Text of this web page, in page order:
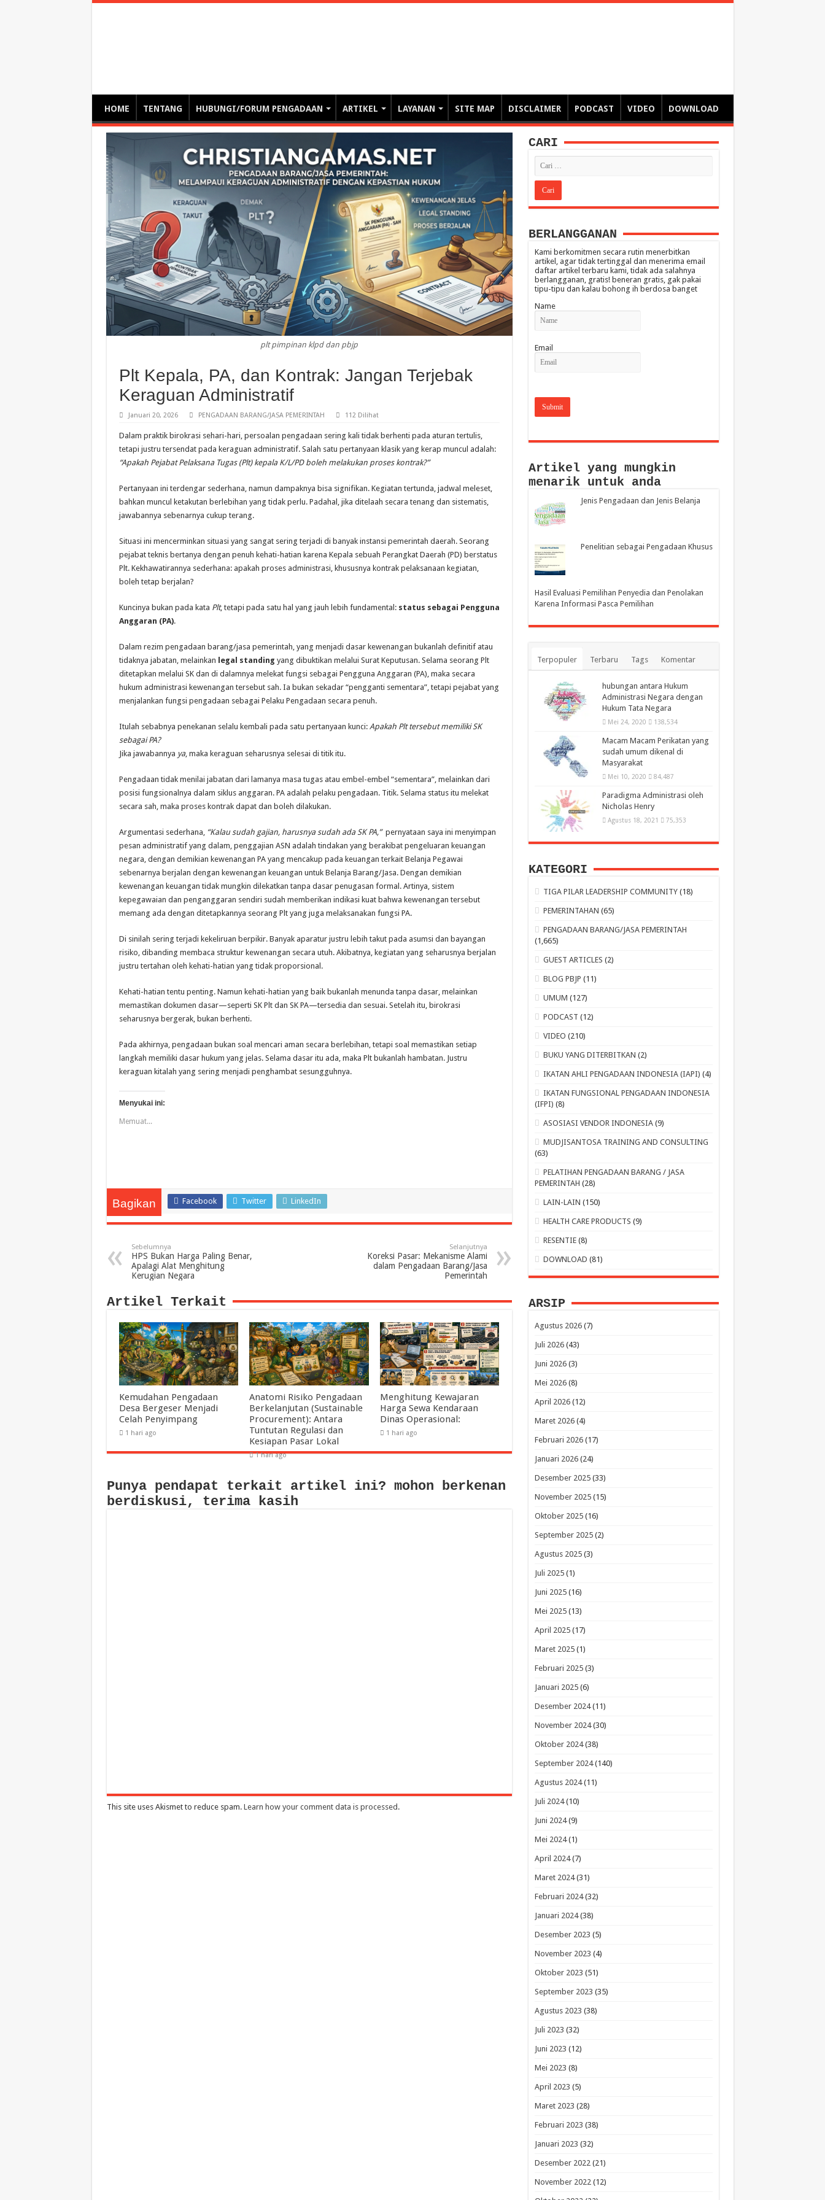
HOME TENTANG HUBUNGI/FORUM PENGADAAN ARTIKEL LAYANAN SITE MAP DISCLAIMER PODCAST VIDEO DOWNLOAD
plt pimpinan klpd dan pbjp
Plt Kepala, PA, dan Kontrak: Jangan Terjebak
Keraguan Administratif
Januari 20, 2026 PENGADAAN BARANG/JASA PEMERINTAH 112 Dilihat
Dalam praktik birokrasi sehari-hari, persoalan pengadaan sering kali tidak berhenti pada aturan tertulis,
tetapi justru tersendat pada keraguan administratif. Salah satu pertanyaan klasik yang kerap muncul adalah:
“Apakah Pejabat Pelaksana Tugas (Plt) kepala K/L/PD boleh melakukan proses kontrak?”
Pertanyaan ini terdengar sederhana, namun dampaknya bisa signifikan. Kegiatan tertunda, jadwal meleset,
bahkan muncul ketakutan berlebihan yang tidak perlu. Padahal, jika ditelaah secara tenang dan sistematis,
jawabannya sebenarnya cukup terang.
Situasi ini mencerminkan situasi yang sangat sering terjadi di banyak instansi pemerintah daerah. Seorang
pejabat teknis bertanya dengan penuh kehati-hatian karena Kepala sebuah Perangkat Daerah (PD) berstatus
Plt. Kekhawatirannya sederhana: apakah proses administrasi, khususnya kontrak pelaksanaan kegiatan,
boleh tetap berjalan?
Kuncinya bukan pada kata Plt, tetapi pada satu hal yang jauh lebih fundamental: status sebagai Pengguna
Anggaran (PA).
Dalam rezim pengadaan barang/jasa pemerintah, yang menjadi dasar kewenangan bukanlah definitif atau
tidaknya jabatan, melainkan legal standing yang dibuktikan melalui Surat Keputusan. Selama seorang Plt
ditetapkan melalui SK dan di dalamnya melekat fungsi sebagai Pengguna Anggaran (PA), maka secara
hukum administrasi kewenangan tersebut sah. Ia bukan sekadar “pengganti sementara”, tetapi pejabat yang
menjalankan fungsi pengadaan sebagai Pelaku Pengadaan secara penuh.
Itulah sebabnya penekanan selalu kembali pada satu pertanyaan kunci: Apakah Plt tersebut memiliki SK
sebagai PA?
Jika jawabannya ya, maka keraguan seharusnya selesai di titik itu.
Pengadaan tidak menilai jabatan dari lamanya masa tugas atau embel-embel “sementara”, melainkan dari
posisi fungsionalnya dalam siklus anggaran. PA adalah pelaku pengadaan. Titik. Selama status itu melekat
secara sah, maka proses kontrak dapat dan boleh dilakukan.
Argumentasi sederhana, “Kalau sudah gajian, harusnya sudah ada SK PA,”pernyataan saya ini menyimpan
pesan administratif yang dalam, penggajian ASN adalah tindakan yang berakibat pengeluaran keuangan
negara, dengan demikian kewenangan PA yang mencakup pada keuangan terkait Belanja Pegawai
sebenarnya berjalan dengan kewenangan keuangan untuk Belanja Barang/Jasa. Dengan demikian
kewenangan keuangan tidak mungkin dilekatkan tanpa dasar penugasan formal. Artinya, sistem
kepegawaian dan penganggaran sendiri sudah memberikan indikasi kuat bahwa kewenangan tersebut
memang ada dengan ditetapkannya seorang Plt yang juga melaksanakan fungsi PA.
Di sinilah sering terjadi kekeliruan berpikir. Banyak aparatur justru lebih takut pada asumsi dan bayangan
risiko, dibanding membaca struktur kewenangan secara utuh. Akibatnya, kegiatan yang seharusnya berjalan
justru tertahan oleh kehati-hatian yang tidak proporsional.
Kehati-hatian tentu penting. Namun kehati-hatian yang baik bukanlah menunda tanpa dasar, melainkan
memastikan dokumen dasar—seperti SK Plt dan SK PA—tersedia dan sesuai. Setelah itu, birokrasi
seharusnya bergerak, bukan berhenti.
Pada akhirnya, pengadaan bukan soal mencari aman secara berlebihan, tetapi soal memastikan setiap
langkah memiliki dasar hukum yang jelas. Selama dasar itu ada, maka Plt bukanlah hambatan. Justru
keraguan kitalah yang sering menjadi penghambat sesungguhnya.
Menyukai ini:
Memuat...
Bagikan Facebook Twitter LinkedIn
Sebelumnya
HPS Bukan Harga Paling Benar,
Apalagi Alat Menghitung
Kerugian Negara
Selanjutnya
Koreksi Pasar: Mekanisme Alami
dalam Pengadaan Barang/Jasa
Pemerintah
Artikel Terkait
Kemudahan Pengadaan
Desa Bergeser Menjadi
Celah Penyimpang
1 hari ago
Anatomi Risiko Pengadaan
Berkelanjutan (Sustainable
Procurement): Antara
Tuntutan Regulasi dan
Kesiapan Pasar Lokal
1 hari ago
Menghitung Kewajaran
Harga Sewa Kendaraan
Dinas Operasional:
1 hari ago
Punya pendapat terkait artikel ini? mohon berkenan
berdiskusi, terima kasih
This site uses Akismet to reduce spam. Learn how your comment data is processed .
CARI
BERLANGGANAN
Kami berkomitmen secara rutin menerbitkan
artikel, agar tidak tertinggal dan menerima email
daftar artikel terbaru kami, tidak ada salahnya
berlangganan, gratis! beneran gratis, gak pakai
tipu-tipu dan kalau bohong ih berdosa banget
Name
Email
Artikel yang mungkin
menarik untuk anda
Jenis Pengadaan dan Jenis Belanja
Penelitian sebagai Pengadaan Khusus
Hasil Evaluasi Pemilihan Penyedia dan Penolakan
Karena Informasi Pasca Pemilihan
Terpopuler Terbaru Tags Komentar
hubungan antara Hukum
Administrasi Negara dengan
Hukum Tata Negara
Mei 24, 2020 138,534
Macam Macam Perikatan yang
sudah umum dikenal di
Masyarakat
Mei 10, 2020 84,487
Paradigma Administrasi oleh
Nicholas Henry
Agustus 18, 2021 75,353
KATEGORI
TIGA PILAR LEADERSHIP COMMUNITY (18)
PEMERINTAHAN (65)
PENGADAAN BARANG/JASA PEMERINTAH
(1,665)
GUEST ARTICLES (2)
BLOG PBJP (11)
UMUM (127)
PODCAST (12)
VIDEO (210)
BUKU YANG DITERBITKAN (2)
IKATAN AHLI PENGADAAN INDONESIA (IAPI) (4)
IKATAN FUNGSIONAL PENGADAAN INDONESIA
(IFPI) (8)
ASOSIASI VENDOR INDONESIA (9)
MUDJISANTOSA TRAINING AND CONSULTING
(63)
PELATIHAN PENGADAAN BARANG / JASA
PEMERINTAH (28)
LAIN-LAIN (150)
HEALTH CARE PRODUCTS (9)
RESENTIE (8)
DOWNLOAD (81)
ARSIP
Agustus 2026(7)
Juli 2026(43)
Juni 2026(3)
Mei 2026(8)
April 2026(12)
Maret 2026(4)
Februari 2026(17)
Januari 2026(24)
Desember 2025(33)
November 2025(15)
Oktober 2025(16)
September 2025(2)
Agustus 2025(3)
Juli 2025(1)
Juni 2025(16)
Mei 2025(13)
April 2025(17)
Maret 2025(1)
Februari 2025(3)
Januari 2025(6)
Desember 2024(11)
November 2024(30)
Oktober 2024(38)
September 2024(140)
Agustus 2024(11)
Juli 2024(10)
Juni 2024(9)
Mei 2024(1)
April 2024(7)
Maret 2024(31)
Februari 2024(32)
Januari 2024(38)
Desember 2023 (5)
November 2023 (4)
Oktober 2023 (51)
September 2023 (35)
Agustus 2023 (38)
Juli 2023 (32)
Juni 2023 (12)
Mei 2023 (8)
April 2023 (5)
Maret 2023 (28)
Februari 2023 (38)
Januari 2023 (32)
Desember 2022(21)
November 2022(12)